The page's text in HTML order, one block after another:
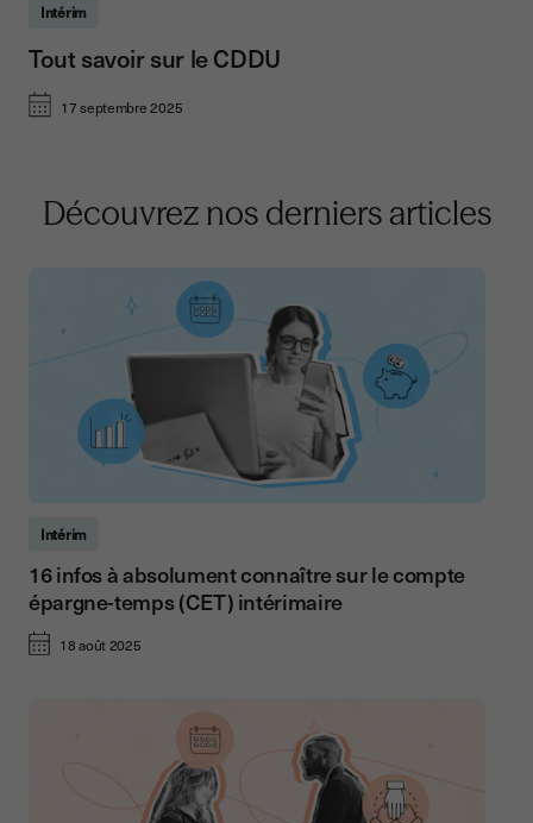
Intérim
17 septembre 2025
Tout savoir sur le CDDU
Découvrez nos derniers articles
Intérim
16 infos à absolument connaître sur le compte
épargne-temps (CET) intérimaire
18 août 2025